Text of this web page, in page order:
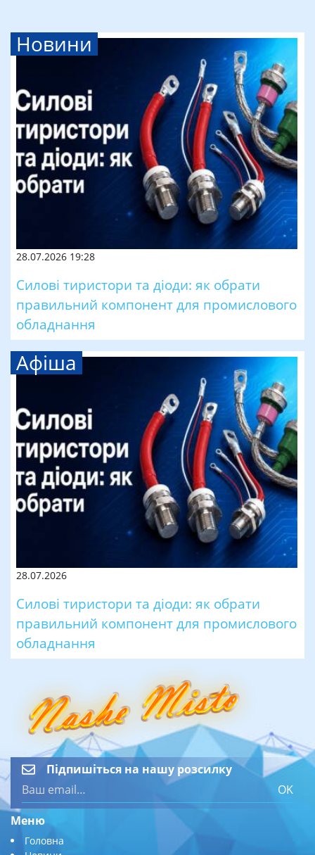
Новини
28.07.2026 19:28
Силові тиристори та діоди: як обрати
правильний компонент для промислового
обладнання
Афіша
28.07.2026
Силові тиристори та діоди: як обрати
правильний компонент для промислового
обладнання
Підпишіться на нашу розсилку
OK
Меню
Головна